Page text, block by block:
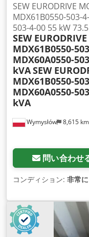
Wymysłów 8,615 km
SEW EURODRIVE
MDX61B0550-503-
503-4-00 55 kW
SEW
MDX61B0550-
MDX60A0550-
kVASEW
MDX61B0550-
MDX60A0550-
kVA
問い合わせ
コンディション: 非常